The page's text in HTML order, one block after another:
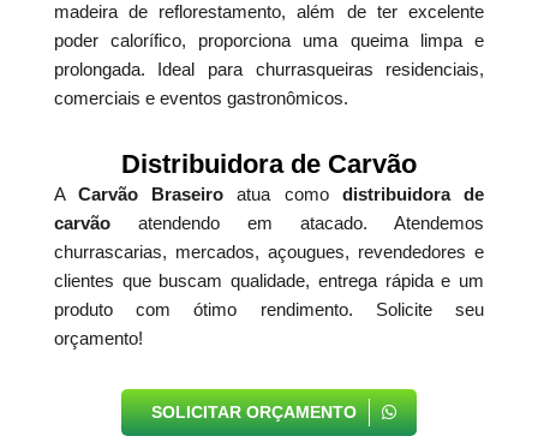
madeira de reflorestamento, além de ter excelente
poder calorífico, proporciona uma queima limpa e
prolongada. Ideal para churrasqueiras residenciais,
comerciais e eventos gastronômicos.
Distribuidora de Carvão
ACarvão Braseiro atua como distribuidora de
carvãoatendendo em atacado. Atendemos
churrascarias, mercados, açougues, revendedores e
clientes que buscam qualidade, entrega rápida e um
produto com ótimo rendimento. Solicite seu
orçamento!
SOLICITAR ORÇAMENTO